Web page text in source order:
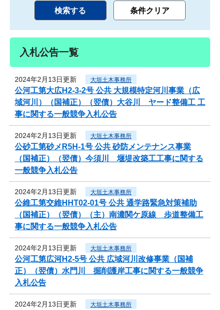
入札公告一覧
2024年2月13日更新 大垣土木事務所
公河工第大広H2-3-2号 公共 大規模特定河川事業（広
域河川）（国補正）（翌債）大谷川 ヤード整備工 工
事に関する一般競争入札公告
2024年2月13日更新 大垣土木事務所
公砂工第砂メR5H-1号 公共 砂防メンテナンス事業
（国補正）（翌債）今須川 堰堤改築工工事に関する
一般競争入札公告
2024年2月13日更新 大垣土木事務所
公維工第交維HHT02-01号 公共 通学路緊急対策補助
（国補正）（翌債）（主）南濃関ケ原線 歩道整備工
事に関する一般競争入札公告
2024年2月13日更新 大垣土木事務所
公河工第広河H2-5号 公共 広域河川改修事業（国補
正）（翌債）水門川 掘削護岸工事に関する一般競争
入札公告
2024年2月13日更新 大垣土木事務所